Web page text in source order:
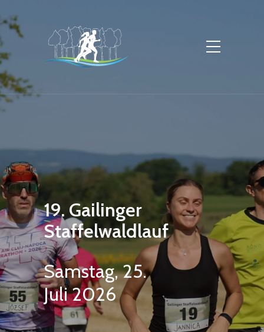
19. Gailinger
Staffelwaldlauf
Samstag, 25.
Juli 2026